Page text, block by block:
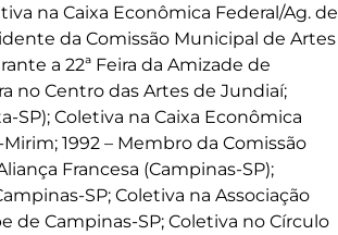
na Caixa Econômica Federal/Ag. de
da Comissão Municipal de Artes
a 22ª Feira da Amizade de
no Centro das Artes de Jundiaí;
SP); Coletiva na Caixa Econômica
1992 – Membro da Comissão
Francesa (Campinas-SP);
SP; Coletiva na Associação
de Campinas-SP; Coletiva no Círculo